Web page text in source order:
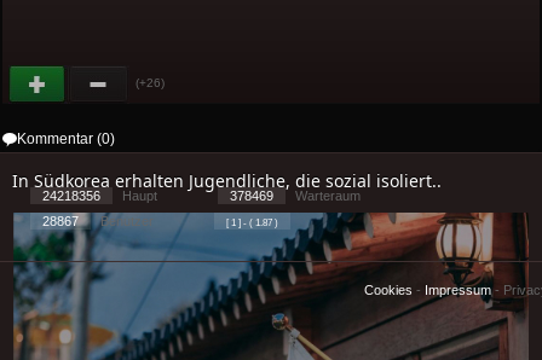
(+26)
Kommentar (0)
In Südkorea erhalten Jugendliche, die sozial isoliert..
24218356 Haupt 378469
Warteraum
28867
Benutzer [ 1 ] - ( 1.87 )
Cookies - Impressum-